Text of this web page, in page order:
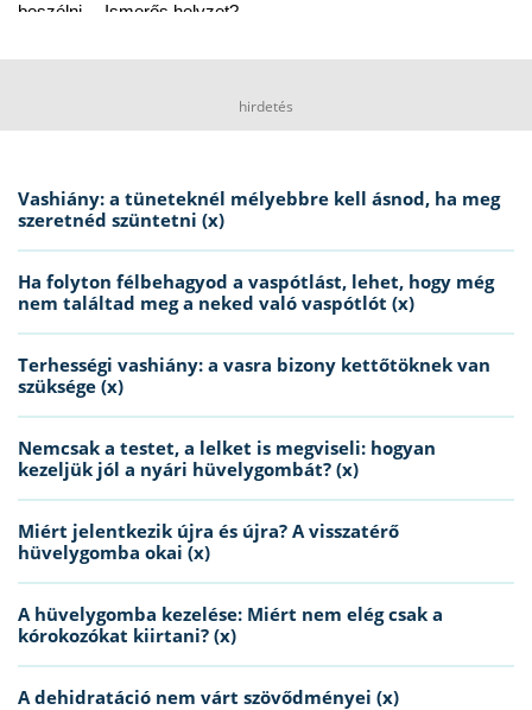
beszélni… Ismerős helyzet?
hirdetés
Vashiány: a tüneteknél mélyebbre kell ásnod, ha meg
szeretnéd szüntetni (x)
Ha folyton félbehagyod a vaspótlást, lehet, hogy még
nem találtad meg a neked való vaspótlót (x)
Terhességi vashiány: a vasra bizony kettőtöknek van
szüksége (x)
Nemcsak a testet, a lelket is megviseli: hogyan
kezeljük jól a nyári hüvelygombát? (x)
Miért jelentkezik újra és újra? A visszatérő
hüvelygomba okai (x)
A hüvelygomba kezelése: Miért nem elég csak a
kórokozókat kiirtani? (x)
A dehidratáció nem várt szövődményei (x)